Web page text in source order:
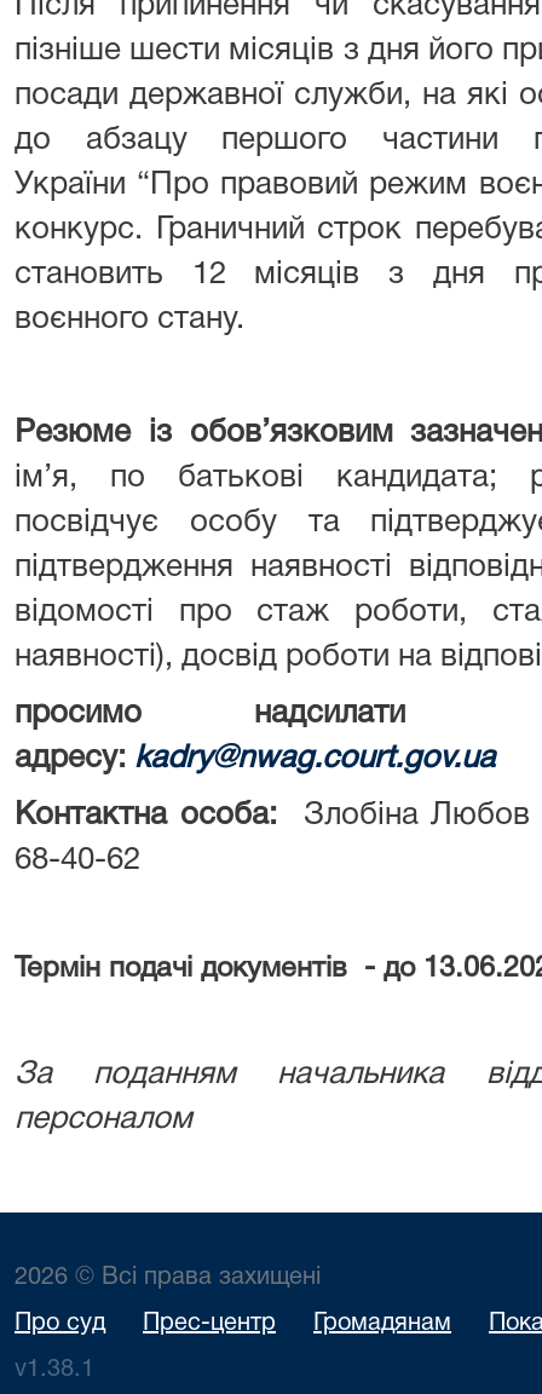
Після припинення чи
пізніше шести місяців з дня його
посади державної служби, на які
до абзацу першого частини
України “Про правовий режим
конкурс. Граничний строк
становить 12 місяців з дня
воєнного стану.
Резюме із обов’язковим
ім’я, по батькові кандидата;
посвідчує особу та
підтвердження наявності
відомості про стаж роботи,
наявності), досвід роботи на
просимо
адресу: kadry@nwag.court.gov.ua
Контактна особа: Злобіна Любов
68-40-62
Термін подачі документів - до
За поданням начальника
персоналом
2026 © Всі права захищені
Про суд Прес-центр Громадянам
v1.38.1